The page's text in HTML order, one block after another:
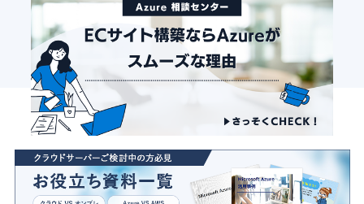
イベント・セミナー
よくある質問
SB C&Sの強み